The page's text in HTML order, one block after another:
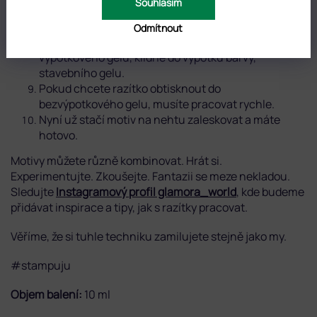
Odmítnout
polokruhovým pohybem na nehet.
! Pokud ponecháte lak na silikonu příliš
výpotkového gelu, klidně do výpotku barvy,
stavebního gelu.
Pokud chcete razítko obtisknout do
bezvýpotkového gelu, musíte pracovat rychle.
Nyní už stačí motiv na nehtu zaleskovat a máte
hotovo.
Motivy můžete různě kombinovat. Hrát si.
Experimentujte. Zkoušejte. Fantazii se meze nekladou.
SledujteInstagramový profil glamora_world, kde budeme
přidávat inspirace a tipy, jak s razítky pracovat.
Věříme, že si tuhle techniku zamilujete stejně jako my.
#stampuju
Objem balení: 10 ml